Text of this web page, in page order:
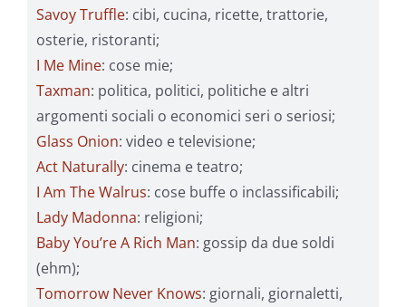
Savoy Truffle: cibi, cucina, ricette, trattorie,
osterie, ristoranti;
I Me Mine: cose mie;
Taxman: politica, politici, politiche e altri
argomenti sociali o economici seri o seriosi;
Glass Onion: video e televisione;
Act Naturally: cinema e teatro;
I Am The Walrus: cose buffe o inclassificabili;
Lady Madonna: religioni;
Baby You’re A Rich Man: gossip da due soldi
(ehm);
Tomorrow Never Knows: giornali, giornaletti,